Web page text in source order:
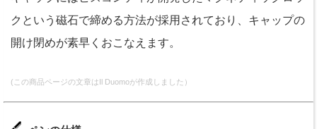
クという磁石で締める方法が採用されており、キャップの
開け閉めが素早くおこなえます。
(この商品ページの文章はIl Duomoが作成しました）